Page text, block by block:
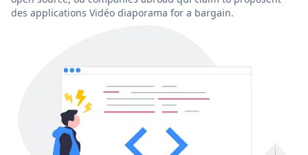
des applications Vidéo diaporama for a bargain.